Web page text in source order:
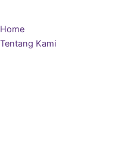
Home
Tentang Kami